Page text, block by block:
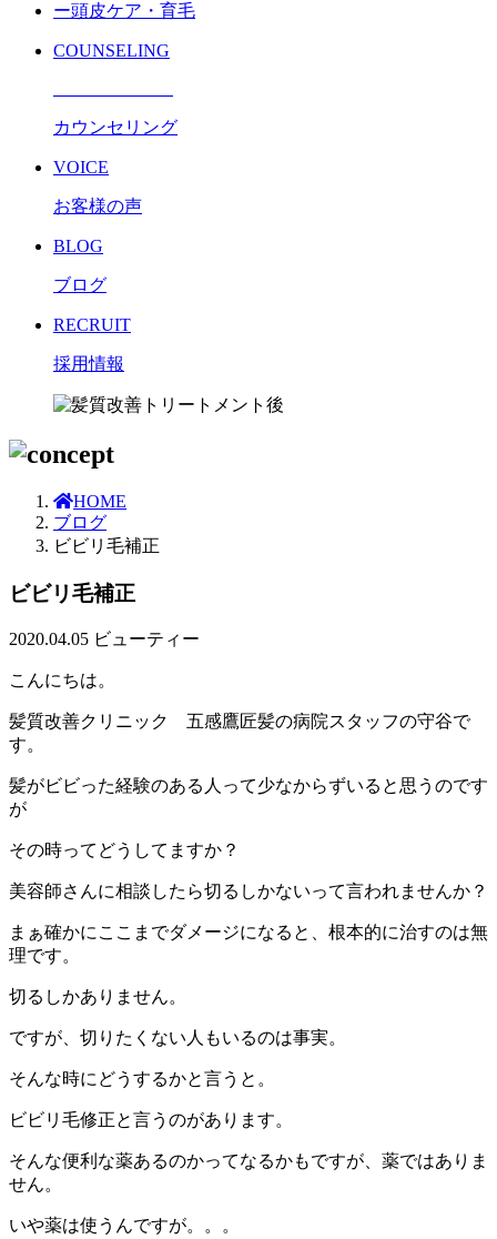
ー頭皮ケア・育毛
COUNSELING
カウンセリング
VOICE
お客様の声
BLOG
ブログ
RECRUIT
採用情報
HOME
ブログ
ビビリ毛補正
ビビリ毛補正
2020.04.05 ビューティー
こんにちは。
髪質改善クリニック 五感鷹匠髪の病院スタッフの守谷で
す。
髪がビビった経験のある人って少なからずいると思うのです
が
その時ってどうしてますか？
美容師さんに相談したら切るしかないって言われませんか？
まぁ確かにここまでダメージになると、根本的に治すのは無
理です。
切るしかありません。
ですが、切りたくない人もいるのは事実。
そんな時にどうするかと言うと。
ビビリ毛修正と言うのがあります。
そんな便利な薬あるのかってなるかもですが、薬ではありま
せん。
いや薬は使うんですが。。。